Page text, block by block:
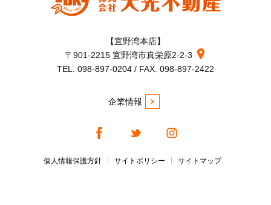
【宜野湾本店】
〒901-2215 宜野湾市真栄原2-2-3
TEL. 098-897-0204 / FAX. 098-897-2422
企業情報
個人情報保護方針 サイトポリシー サイトマップ